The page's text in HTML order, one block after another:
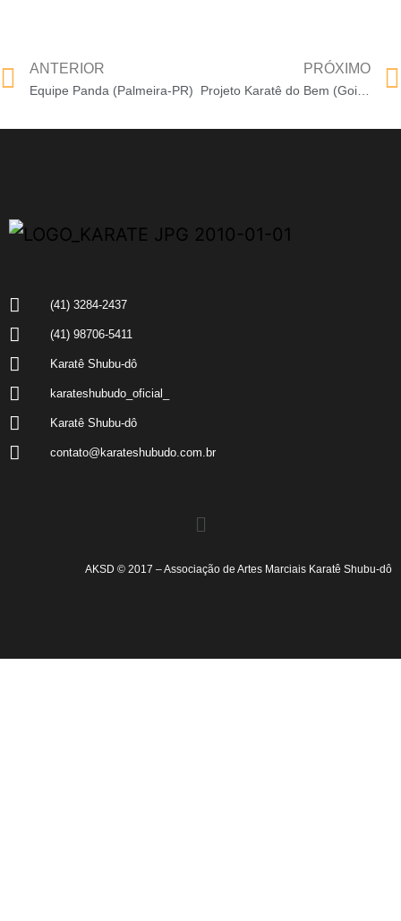
ANTERIOR
Equipe Panda (Palmeira-PR)
PRÓXIMO
Projeto Karatê do Bem (Goioerê-PR)
(41) 3284-2437
(41) 98706-5411
Karatê Shubu-dô
karateshubudo_oficial_
Karatê Shubu-dô
contato@karateshubudo.com.br
AKSD © 2017 – Associação de Artes Marciais Karatê Shubu-dô